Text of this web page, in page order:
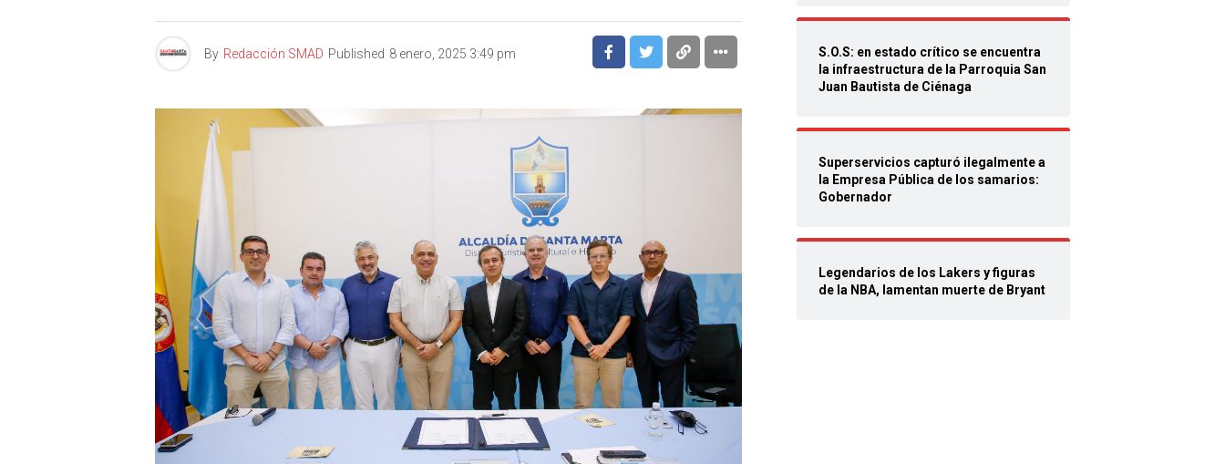
By Redacción SMAD Published 8 enero, 2025 3:49 pm
S.O.S: en estado crítico se encuentra
la infraestructura de la Parroquia San
Juan Bautista de Ciénaga
Superservicios capturó ilegalmente a
la Empresa Pública de los samarios:
Gobernador
Legendarios de los Lakers y figuras
de la NBA, lamentan muerte de Bryant